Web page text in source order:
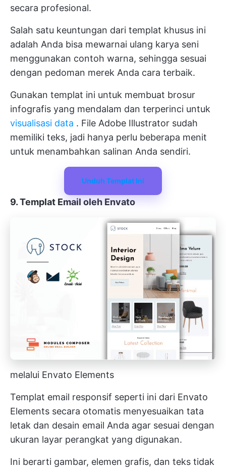
secara profesional.
Salah satu keuntungan dari templat khusus ini
adalah Anda bisa mewarnai ulang karya seni
menggunakan contoh warna, sehingga sesuai
dengan pedoman merek Anda cara terbaik.
Gunakan templat ini untuk membuat brosur
infografis yang mendalam dan terperinci untuk
visualisasi data . File Adobe Illustrator sudah
memiliki teks, jadi hanya perlu beberapa menit
untuk menambahkan salinan Anda sendiri.
Unduh Templat Ini
9. Templat Email oleh Envato
melalui Envato Elements
Templat email responsif seperti ini dari Envato
Elements secara otomatis menyesuaikan tata
letak dan desain email Anda agar sesuai dengan
ukuran layar perangkat yang digunakan.
Ini berarti gambar, elemen grafis, dan teks tidak